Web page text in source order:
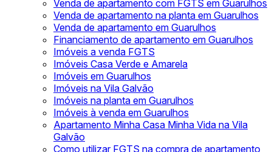
Venda de apartamento com FGTS em Guarulhos
Venda de apartamento na planta em Guarulhos
Venda de apartamento em Guarulhos
Financiamento de apartamento em Guarulhos
Imóveis a venda FGTS
Imóveis Casa Verde e Amarela
Imóveis em Guarulhos
Imóveis na Vila Galvão
Imóveis na planta em Guarulhos
Imóveis à venda em Guarulhos
Apartamento Minha Casa Minha Vida na Vila
Galvão
Como utilizar FGTS na compra de apartamento